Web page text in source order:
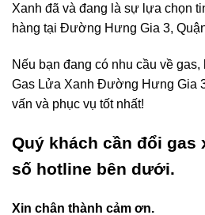
Xanh đã và đang là sự lựa chọn
hàng tại Đường Hưng Gia 3,
Nếu bạn đang có nhu cầu về
Gas Lửa Xanh Đường Hưng Gia
vấn và phục vụ tốt nhất!
Quý khách cần đổi gas
số hotline bên dưới.
Xin chân thành cảm ơn.